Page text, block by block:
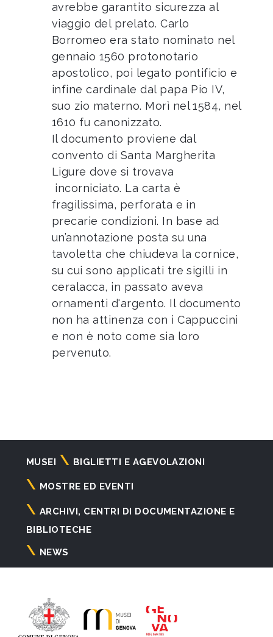
avrebbe garantito sicurezza al
viaggio del prelato. Carlo
Borromeo era stato nominato nel
gennaio 1560 protonotario
apostolico, poi legato pontificio e
infine cardinale dal papa Pio IV,
suo zio materno. Morì nel 1584, nel
1610 fu canonizzato.
Il documento proviene dal
convento di Santa Margherita
Ligure dove si trovava
incorniciato. La carta è
fragilissima, perforata e in
precarie condizioni. In base ad
un’annotazione posta su una
tavoletta che chiudeva la cornice,
su cui sono applicati tre sigilli in
ceralacca, in passato aveva
ornamenti d'argento. Il documento
non ha attinenza con i Cappuccini
e non è noto come sia loro
pervenuto.
Navigazione
principale
MUSEI BIGLIETTI E AGEVOLAZIONI
MOSTRE ED EVENTI
ARCHIVI, CENTRI DI DOCUMENTAZIONE E
BIBLIOTECHE
NEWS